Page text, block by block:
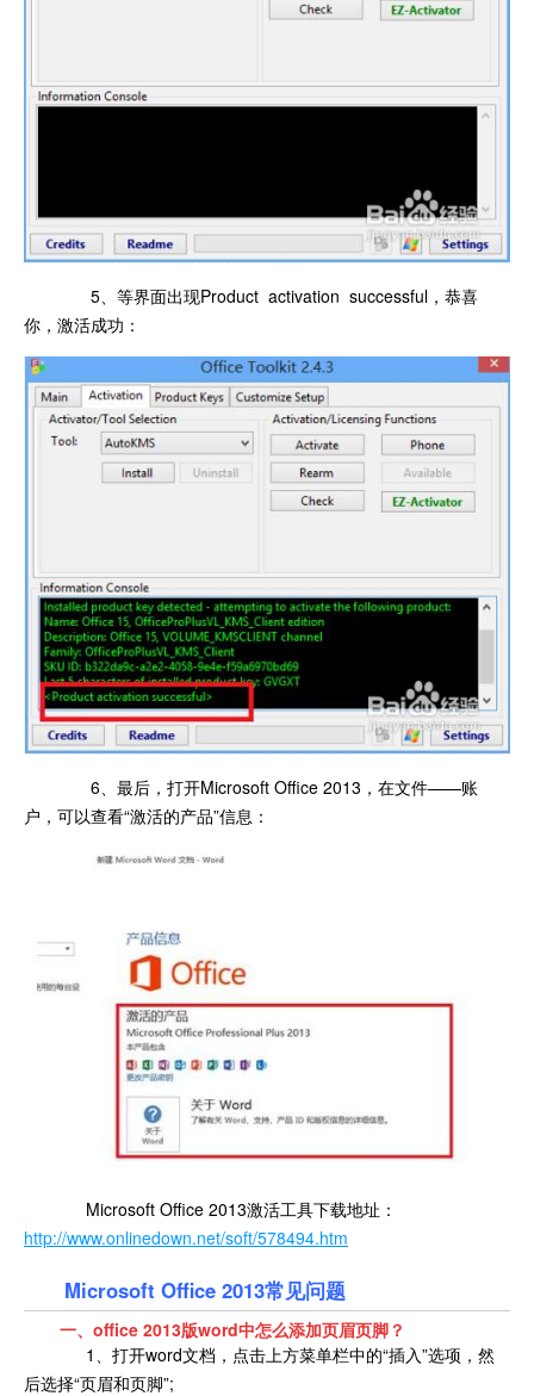
5、等界面出现Product activation successful，恭喜
你，激活成功：
6、最后，打开Microsoft Office 2013，在文件——账
户，可以查看“激活的产品”信息：
Microsoft Office 2013激活工具下载地址：
http://www.onlinedown.net/soft/578494.htm
Microsoft Office 2013常见问题
一、office 2013版word中怎么添加页眉页脚？
1、打开word文档，点击上方菜单栏中的“插入”选项，然
后选择“页眉和页脚”;